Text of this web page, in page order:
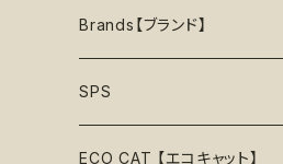
フリスビー
音鳴るおもちゃ
音鳴らないおもちゃ
アクセサリー
リボン
バンダナ
スリーブレス・ノースリーブ
リード穴付き
おやつ型
ウォーターボウル
ハーネス
首輪
ハーネス
お洋服
首輪
ハーネス
Sustainable〖サスティナブル〗
Organic〖オーガニック〗
Vegan〖ヴィーガン〗
Brands【ブランド】
Alqo Wasi
Animals in Charge
SPS
ECO CAT 【エコキャット】